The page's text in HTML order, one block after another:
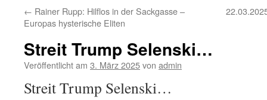
← Rainer Rupp: Hilflos in der Sackgasse –
Europas hysterische Eliten
Streit Trump Selenski…
Veröffentlicht am 3. März 2025von admin
Streit Trump Selenski…